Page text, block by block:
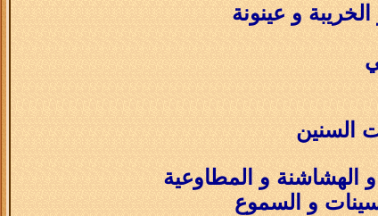
و عينونة
السنين
و المطاوعية
و السموع